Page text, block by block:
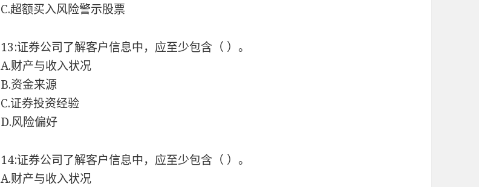
C.超额买入风险警示股票
13:证券公司了解客户信息中，应至少包含（ ）。
A.财产与收入状况
B.资金来源
C.证券投资经验
D.风险偏好
14:证券公司了解客户信息中，应至少包含（ ）。
A.财产与收入状况